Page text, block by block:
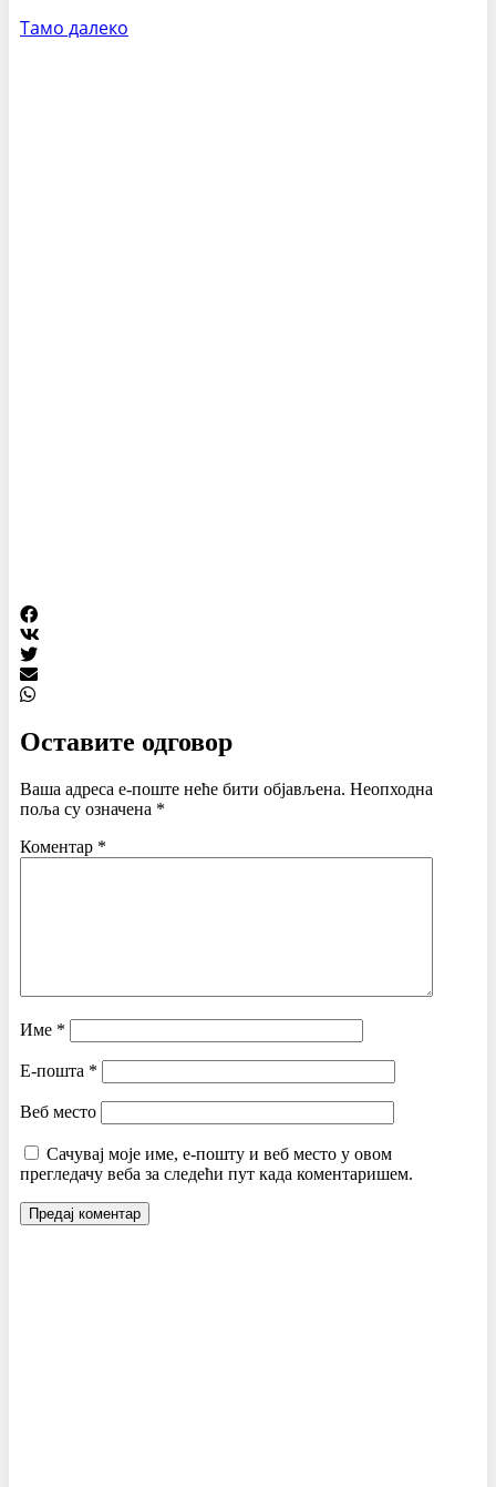
Тамо далеко
Оставите одговор
Ваша адреса е-поште неће бити објављена. Неопходна
поља су означена *
Коментар *
Име *
Е-пошта *
Веб место
Сачувај моје име, е-пошту и веб место у овом
прегледачу веба за следећи пут када коментаришем.